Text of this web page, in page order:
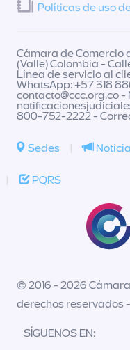
Políticas de uso
Cámara de Comercio
(Valle) Colombia -
Línea de servicio al
WhatsApp: +57 318
contacto@ccc.org.co-
800-752-2222 -
Sedes |
| PQRS
© 2016 - 2026
derechos reservados -
SÍGUENOS EN: